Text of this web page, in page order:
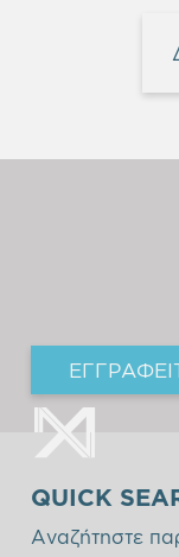
QUICK
Αναζήτηστε